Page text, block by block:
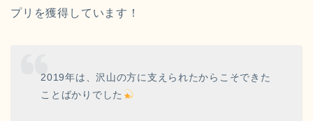
プリを獲得しています！
2019年は、沢山の方に支えられたからこそできた
ことばかりでした